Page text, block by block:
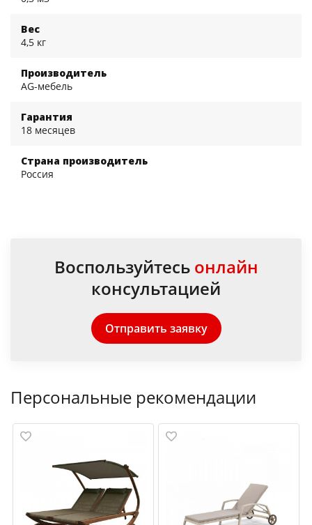
Вес
4,5 кг
Производитель
AG-мебель
Гарантия
18 месяцев
Страна производитель
Россия
Воспользуйтесь онлайн
консультацией
Отправить заявку
Персональные рекомендации